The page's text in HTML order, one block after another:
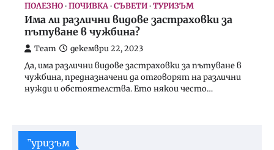
ПОЛЕЗНО ПОЧИВКА СЪВЕТИ ТУРИЗЪМ
Има ли различни видове застраховки за
пътуване в чужбина?
Team декември 22, 2023
Да, има различни видове застраховки за пътуване в
чужбина, предназначени да отговорят на различни
нужди и обстоятелства. Ето някои често…
Туризъм